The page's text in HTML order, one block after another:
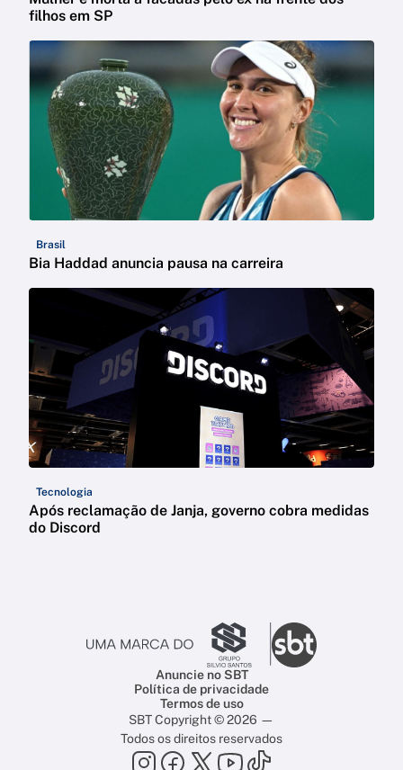
filhos em SP
Brasil
Bia Haddad anuncia pausa na carreira
Tecnologia
Após reclamação de Janja, governo cobra medidas
do Discord
Anuncie no SBT
Política de privacidade
Termos de uso
SBT Copyright © 2026 —
Todos os direitos reservados